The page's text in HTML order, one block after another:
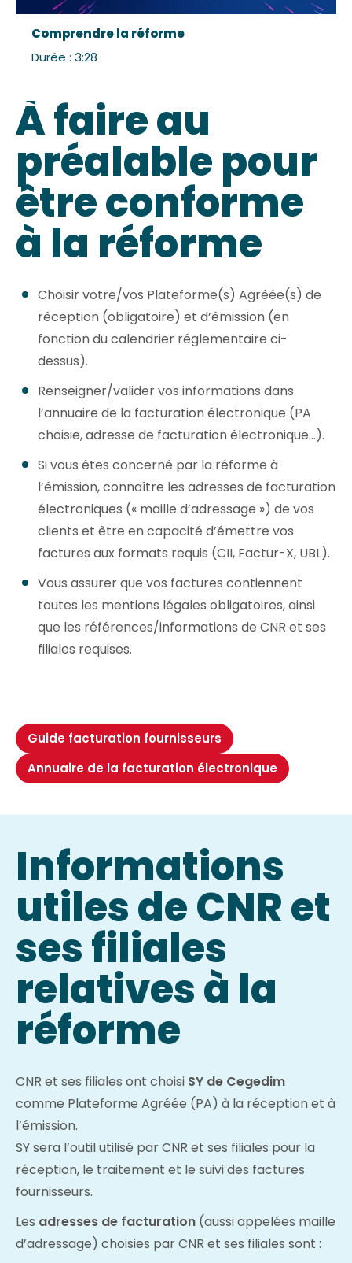
Comprendre la réforme
Durée : 3:28
À faire au
préalable pour
être conforme
à la réforme
Choisir votre/vos Plateforme(s) Agréée(s) de
réception (obligatoire) et d’émission (en
fonction du calendrier réglementaire ci-
dessus).
Renseigner/valider vos informations dans
l’annuaire de la facturation électronique (PA
choisie, adresse de facturation électronique…).
Si vous êtes concerné par la réforme à
l’émission, connaître les adresses de facturation
électroniques (« maille d’adressage ») de vos
clients et être en capacité d’émettre vos
factures aux formats requis (CII, Factur-X, UBL).
Vous assurer que vos factures contiennent
toutes les mentions légales obligatoires, ainsi
que les références/informations de CNR et ses
filiales requises.
Guide facturation fournisseurs
Annuaire de la facturation électronique
Informations
utiles de CNR et
ses filiales
relatives à la
réforme
CNR et ses filiales ont choisi SY de Cegedim
comme Plateforme Agréée (PA) à la réception et à
l’émission.
SY sera l’outil utilisé par CNR et ses filiales pour la
réception, le traitement et le suivi des factures
fournisseurs.
Les adresses de facturation (aussi appelées maille
d’adressage) choisies par CNR et ses filiales sont :